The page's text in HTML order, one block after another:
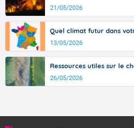
21/05/2026
Quel climat futur dans
13/05/2026
Ressources utiles sur le
26/05/2026